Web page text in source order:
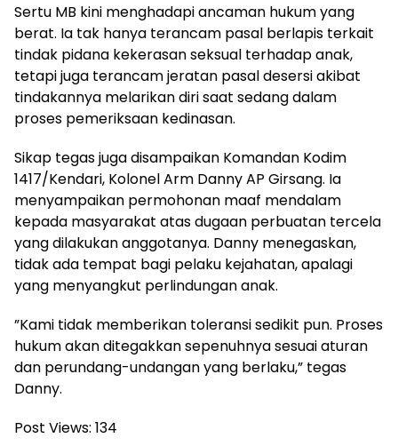
‎Sertu MB kini menghadapi ancaman hukum yang
berat. Ia tak hanya terancam pasal berlapis terkait
tindak pidana kekerasan seksual terhadap anak,
tetapi juga terancam jeratan pasal desersi akibat
tindakannya melarikan diri saat sedang dalam
proses pemeriksaan kedinasan.
‎Sikap tegas juga disampaikan Komandan Kodim
1417/Kendari, Kolonel Arm Danny AP Girsang. Ia
menyampaikan permohonan maaf mendalam
kepada masyarakat atas dugaan perbuatan tercela
yang dilakukan anggotanya. Danny menegaskan,
tidak ada tempat bagi pelaku kejahatan, apalagi
yang menyangkut perlindungan anak.
‎”Kami tidak memberikan toleransi sedikit pun. Proses
hukum akan ditegakkan sepenuhnya sesuai aturan
dan perundang-undangan yang berlaku,” tegas
Danny.
Post Views: 134